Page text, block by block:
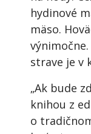
hydinové
mäso.
strave je v
„Ak bude
knihou z
o